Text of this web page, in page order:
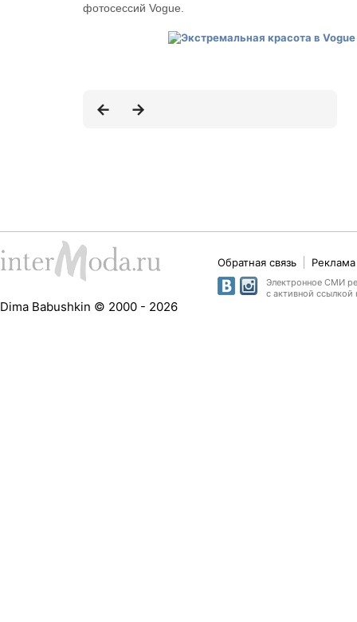
фотосессий Vogue.
Dima Babushkin © 2000 - 2026
Обратная связь
Электронное СМИ
с активной ссылкой